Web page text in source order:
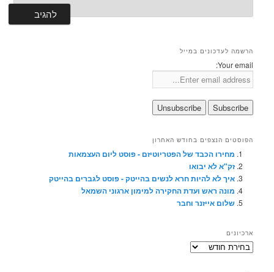
הרשמה לעדכונים במייל
Your email:
הפוסטים הנצפים בחודש האחרון
מחירו הכבד של הפטריוטיזם - פוסט ליום העצמאות
זק"א לא יבואו
איך לא להיות חרא לנשים בהייטק - פוסט לגברים בהייטק
מונה ראש ועדת החקירה למימון ארגוני השמאל
שלום אייזנר וחבר
ארכיונים
ארכיונים